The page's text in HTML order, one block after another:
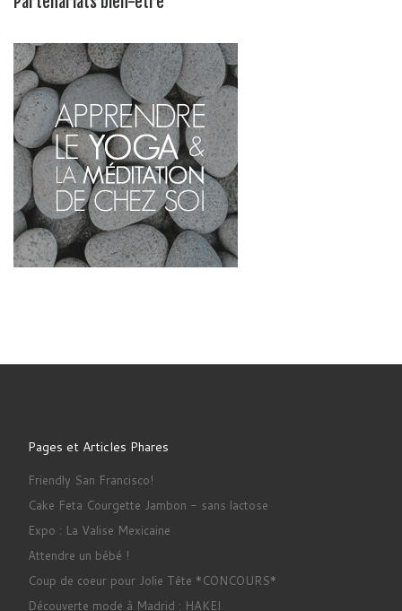
Pages et Articles Phares
Friendly San Francisco!
Cake Feta Courgette Jambon - sans lactose
Expo : La Valise Mexicaine
Attendre un bébé !
Coup de coeur pour Jolie Tête *CONCOURS*
Découverte mode à Madrid : HAKEI